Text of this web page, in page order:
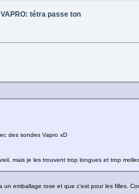
tétra passe ton
des sondes Vapro xD
mais je les trouvent trop longues et trop
emballage rose et que c'est pour les filles.